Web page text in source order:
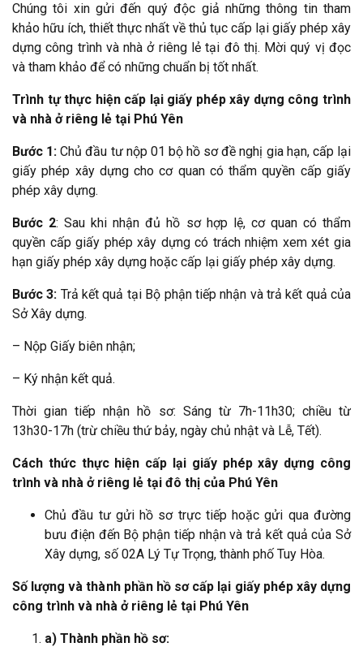
Chúng tôi xin gửi đến quý độc giả những thông tin tham
khảo hữu ích, thiết thực nhất về thủ tục cấp lại giấy phép xây
dựng công trình và nhà ở riêng lẻ tại đô thị. Mời quý vị đọc
và tham khảo để có những chuẩn bị tốt nhất.
Trình tự thực hiện cấp lại giấy phép xây dựng công trình
và nhà ở riêng lẻ tại Phú Yên
Bước 1: Chủ đầu tư nộp 01 bộ hồ sơ đề nghị gia hạn, cấp lại
giấy phép xây dựng cho cơ quan có thẩm quyền cấp giấy
phép xây dựng.
Bước 2: Sau khi nhận đủ hồ sơ hợp lệ, cơ quan có thẩm
quyền cấp giấy phép xây dựng có trách nhiệm xem xét gia
hạn giấy phép xây dựng hoặc cấp lại giấy phép xây dựng.
Bước 3: Trả kết quả tại Bộ phận tiếp nhận và trả kết quả của
Sở Xây dựng.
– Nộp Giấy biên nhận;
– Ký nhận kết quả.
Thời gian tiếp nhận hồ sơ: Sáng từ 7h-11h30; chiều từ
13h30-17h (trừ chiều thứ bảy, ngày chủ nhật và Lễ, Tết).
Cách thức thực hiện cấp lại giấy phép xây dựng công
trình và nhà ở riêng lẻ tại đô thị của Phú Yên
Chủ đầu tư gửi hồ sơ trực tiếp hoặc gửi qua đường
bưu điện đến Bộ phận tiếp nhận và trả kết quả của Sở
Xây dựng, số 02A Lý Tự Trọng, thành phố Tuy Hòa.
Số lượng và thành phần hồ sơ cấp lại giấy phép xây dựng
công trình và nhà ở riêng lẻ tại Phú Yên
a) Thành phần hồ sơ: